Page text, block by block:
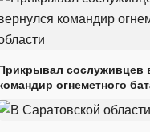
сослуживцев
огнеметного